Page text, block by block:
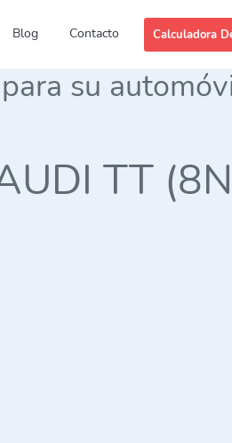
Blog Contacto Calculadora
su
TT